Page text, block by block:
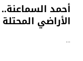
أحمد
الأراضي المحتلة
…